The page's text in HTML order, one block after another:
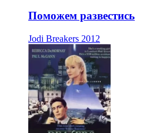
Поможем развестись
Jodi Breakers 2012